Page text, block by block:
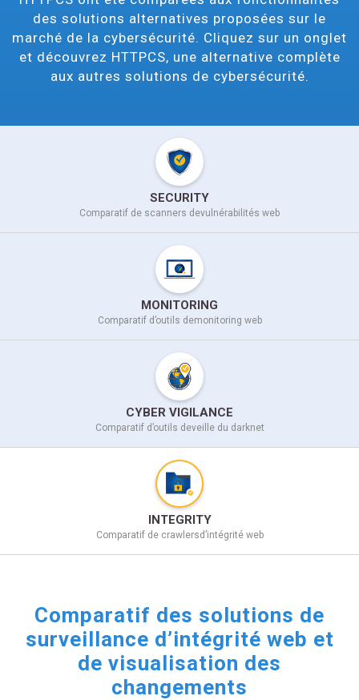
des solutions alternatives proposées sur le
marché de la cybersécurité. Cliquez sur un onglet
et découvrez HTTPCS, une alternative complète
aux autres solutions de cybersécurité.
SECURITY
Comparatif de scanners devulnérabilités web
MONITORING
Comparatif d’outils demonitoring web
CYBER VIGILANCE
Comparatif d’outils deveille du darknet
INTEGRITY
Comparatif de crawlersd’intégrité web
Comparatif des solutions de
surveillance d’intégrité web et
de visualisation des
changements